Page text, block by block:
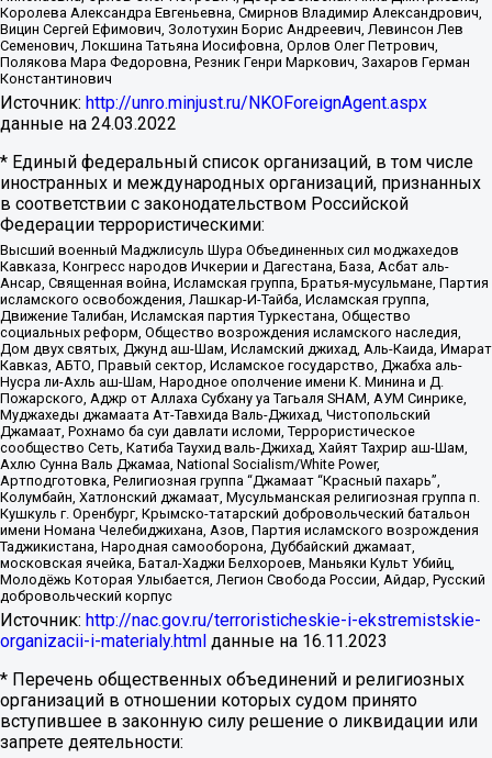
Королева Александра Евгеньевна, Смирнов Владимир Александрович,
Вицин Сергей Ефимович, Золотухин Борис Андреевич, Левинсон Лев
Семенович, Локшина Татьяна Иосифовна, Орлов Олег Петрович,
Полякова Мара Федоровна, Резник Генри Маркович, Захаров Герман
Константинович
Источник: http://unro.minjust.ru/NKOForeignAgent.aspx
данные на 24.03.2022
* Единый федеральный список организаций, в том числе
иностранных и международных организаций, признанных
в соответствии с законодательством Российской
Федерации террористическими:
Высший военный Маджлисуль Шура Объединенных сил моджахедов
Кавказа, Конгресс народов Ичкерии и Дагестана, База, Асбат аль-
Ансар, Священная война, Исламская группа, Братья-мусульмане, Партия
исламского освобождения, Лашкар-И-Тайба, Исламская группа,
Движение Талибан, Исламская партия Туркестана, Общество
социальных реформ, Общество возрождения исламского наследия,
Дом двух святых, Джунд аш-Шам, Исламский джихад, Аль-Каида, Имарат
Кавказ, АБТО, Правый сектор, Исламское государство, Джабха аль-
Нусра ли-Ахль аш-Шам, Народное ополчение имени К. Минина и Д.
Пожарского, Аджр от Аллаха Субхану уа Тагьаля SHAM, АУМ Синрике,
Муджахеды джамаата Ат-Тавхида Валь-Джихад, Чистопольский
Джамаат, Рохнамо ба суи давлати исломи, Террористическое
сообщество Сеть, Катиба Таухид валь-Джихад, Хайят Тахрир аш-Шам,
Ахлю Сунна Валь Джамаа, National Socialism/White Power,
Артподготовка, Религиозная группа “Джамаат “Красный пахарь”,
Колумбайн, Хатлонский джамаат, Мусульманская религиозная группа п.
Кушкуль г. Оренбург, Крымско-татарский добровольческий батальон
имени Номана Челебиджихана, Азов, Партия исламского возрождения
Таджикистана, Народная самооборона, Дуббайский джамаат,
московская ячейка, Батал-Хаджи Белхороев, Маньяки Культ Убийц,
Молодёжь Которая Улыбается, Легион Свобода России, Айдар, Русский
добровольческий корпус
Источник: http://nac.gov.ru/terroristicheskie-i-ekstremistskie-
organizacii-i-materialy.html данные на 16.11.2023
* Перечень общественных объединений и религиозных
организаций в отношении которых судом принято
вступившее в законную силу решение о ликвидации или
запрете деятельности: